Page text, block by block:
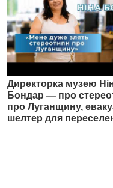
Директорка музею
Бондар — про
про Луганщину,
шелтер для